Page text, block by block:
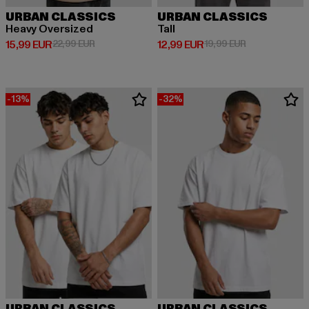
URBAN CLASSICS
Heavy Oversized
15,99 EUR
Derzeitiger Preis: 15,99 EUR
22,99 EURAktionspreis: 22,99 EUR
URBAN CLASSICS
Tall
12,99 EUR
Derzeitiger Preis: 12,99 EUR
19,99 EURAktionspreis:
-13% -32%